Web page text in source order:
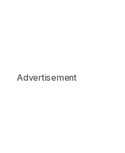
Advertisement